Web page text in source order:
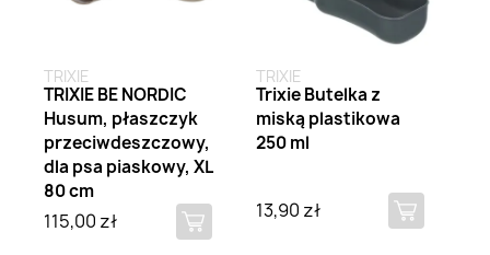
TRIXIE
TRIXIE BE NORDIC
Husum, płaszczyk
przeciwdeszczowy,
dla psa piaskowy, XL
80 cm
115,00 zł
TRIXIE
Trixie Butelka z
miską plastikowa
250 ml
13,90 zł